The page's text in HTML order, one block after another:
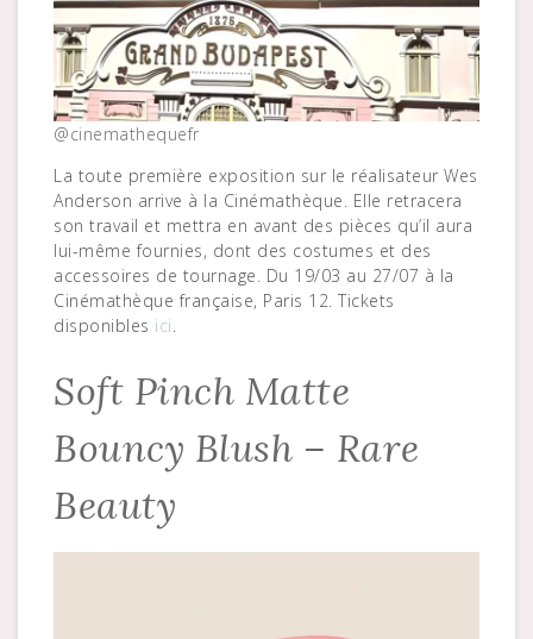
@cinemathequefr
La toute première exposition sur le réalisateur Wes
Anderson arrive à la Cinémathèque. Elle retracera
son travail et mettra en avant des pièces qu’il aura
lui-même fournies, dont des costumes et des
accessoires de tournage. Du 19/03 au 27/07 à la
Cinémathèque française, Paris 12. Tickets
disponibles ici
Soft Pinch Matte
Bouncy Blush – Rare
Beauty